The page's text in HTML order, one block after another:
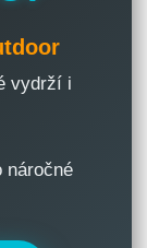
vydrží i
náročné